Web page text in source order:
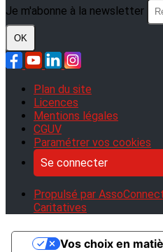
Je m'abonne à la newsletter
OK
Plan du site
Licences
Mentions légales
CGUV
Paramétrer vos cookies
Se connecter
Propulsé par
Caritatives
Vos choix en